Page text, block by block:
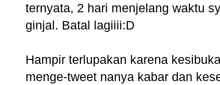
ternyata, 2 hari menjelang waktu
ginjal. Batal lagiiii:D
Hampir terlupakan karena
menge-tweet nanya kabar dan